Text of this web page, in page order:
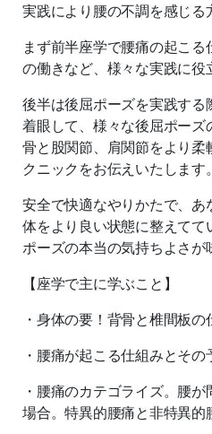
実践により腰の不調を感じる
まず前半座学で腰痛の起こ
の働きなど、様々な実践に役
後半は後屈ポーズを実践す
着眼して、様々な後屈ポー
骨と股関節、肩関節をより
クニックをお伝えいたします。
安全で快適なやりかたで、
体をより良い状態に整えて
ポーズの本当の気持ちよさが
【座学で主に学ぶこと】
・身体の要！背骨と椎間板の
・腰痛が起こる仕組みとその
・腰痛のカテゴライズ。腰
場合。特異的腰痛と非特異的